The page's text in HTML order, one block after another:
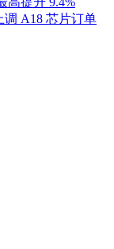
调 A18 芯片订单